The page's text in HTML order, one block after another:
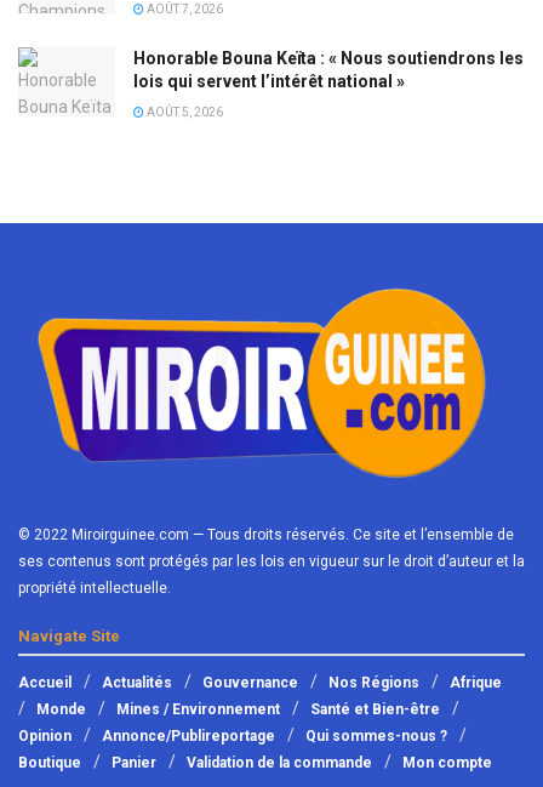
AOÛT 7, 2026
Honorable Bouna Keïta : « Nous soutiendrons les
lois qui servent l’intérêt national »
AOÛT 5, 2026
© 2022 Miroirguinee.com — Tous droits réservés. Ce site et l’ensemble de
ses contenus sont protégés par les lois en vigueur sur le droit d’auteur et la
propriété intellectuelle.
Navigate Site
Accueil Actualités Gouvernance Nos Régions
Afrique
Monde
Mines / Environnement
Santé et Bien-être
Opinion
Annonce/Publireportage
Qui sommes-nous ?
Boutique
Panier Validation de la commande Mon compte